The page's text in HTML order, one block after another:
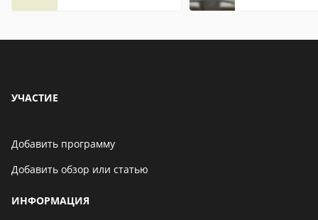
УЧАСТИЕ
Добавить программу
Добавить обзор или статью
ИНФОРМАЦИЯ